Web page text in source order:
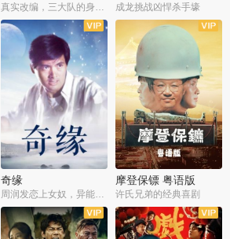
成龙挑战凶悍杀手壕
奇缘
周润发恋上女奴，异能护体战邪派
摩登保镖 粤语版
许氏兄弟的经典喜剧